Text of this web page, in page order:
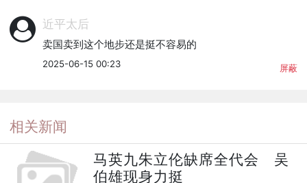
近平太后
卖国卖到这个地步还是挺不容易的
2025-06-15 00:23 屏蔽
相关新闻
马英九朱立伦缺席全代会 吴
伯雄现身力挺